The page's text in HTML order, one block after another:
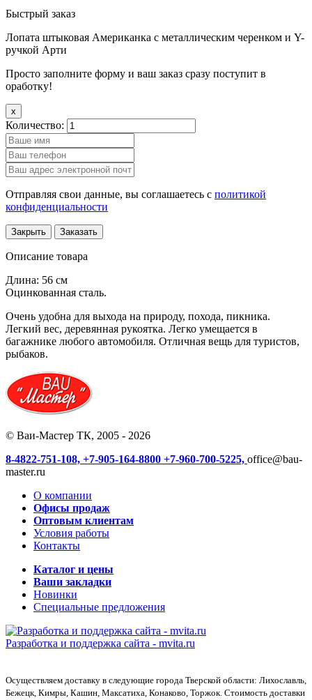
Быстрый заказ
Лопата штыковая Американка с металлическим черенком и Y-
ручкой Арти
Просто заполните форму и ваш заказ сразу поступит в
оработку!
x
Количество:
Отправляя свои данные, вы соглашаетесь с политикой
конфиденциальности
Закрыть Заказать
Описание товара
Длина: 56 см
Оцинкованная сталь.
Очень удобна для выхода на природу, похода, пикника.
Легкий вес, деревянная рукоятка. Легко умещается в
багажнике любого автомобиля. Отличная вещь для туристов,
рыбаков.
© Ваи-Мастер ТК, 2005 - 2026
8-4822-751-108, +7-905-164-8800 +7-960-700-5225, office@bau-
master.ru
О компании
Офисы продаж
Оптовым клиентам
Условия работы
Контакты
Каталог и цены
Ваши закладки
Новинки
Специальные предложения
Разработка и поддержка сайта - mvita.ru
Осуществляем доставку в следующие города Тверской области: Лихославль,
Бежецк, Кимры, Кашин, Максатиха, Конаково, Торжок. Стоимость доставки